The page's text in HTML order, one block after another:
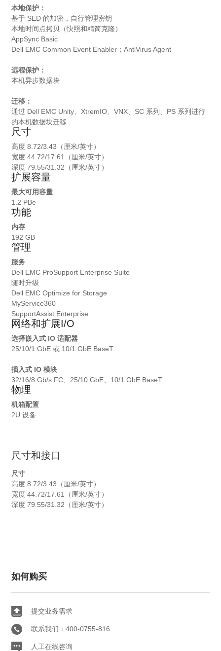
本地保护：
基于 SED 的加密，自行管理密钥
本地时间点拷贝（快照和精简克隆）
AppSync Basic
Dell EMC Common Event Enabler；AntiVirus Agent
远程保护：
本机异步数据块
迁移：
通过 Dell EMC Unity、XtremIO、VNX、SC 系列、PS 系列进行
的本机数据块迁移
尺寸
高度 8.72/3.43（厘米/英寸）
宽度 44.72/17.61（厘米/英寸）
深度 79.55/31.32（厘米/英寸）
扩展容量
最大可用容量
1.2 PBe
功能
内存
192 GB
管理
服务
Dell EMC ProSupport Enterprise Suite
随时升级
Dell EMC Optimize for Storage
MyService360
SupportAssist Enterprise
网络和扩展I/O
选择嵌入式 IO 适配器
25/10/1 GbE 或 10/1 GbE BaseT
插入式 IO 模块
32/16/8 Gb/s FC、25/10 GbE、10/1 GbE BaseT
物理
机箱配置
2U 设备
尺寸和接口
尺寸
高度 8.72/3.43（厘米/英寸）
宽度 44.72/17.61（厘米/英寸）
深度 79.55/31.32（厘米/英寸）
如何购买
提交业务需求
联系我们：400-0755-816
人工在线咨询